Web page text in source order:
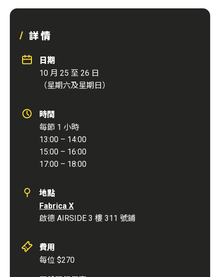
詳情
日期
10 月 25 至 26 日
（星期六及星期日）
時間
每節 1 小時
13:00 – 14:00
15:00 – 16:00
17:00 – 18:00
地點
Fabrica X
啟德 AIRSIDE 3 樓 311 號鋪
費用
每位 $270